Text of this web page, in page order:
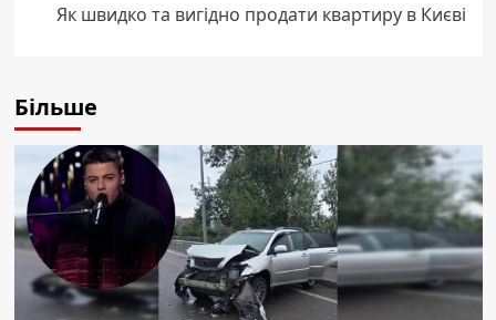
Як швидко та вигідно продати квартиру в Києві
Більше